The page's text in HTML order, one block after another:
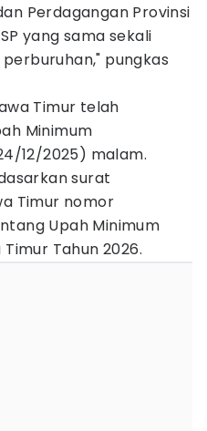
Perdagangan Provinsi
yang sama sekali
pungkas
Timur telah
Minimum
12/2025) malam.
surat
Timur nomor
Upah Minimum
Tahun 2026.